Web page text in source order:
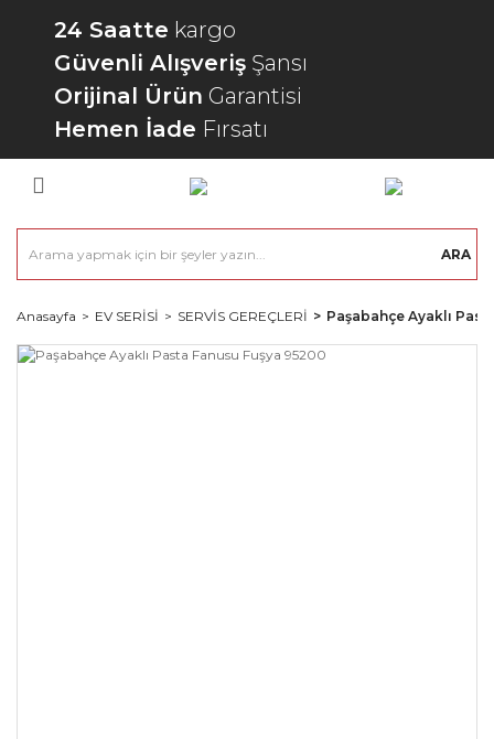
24 Saatte kargo
Güvenli Alışveriş Şansı
Orijinal Ürün Garantisi
Hemen İade Fırsatı
ARA
Anasayfa EV SERİSİ SERVİS GEREÇLERİ Paşabahçe Ayaklı